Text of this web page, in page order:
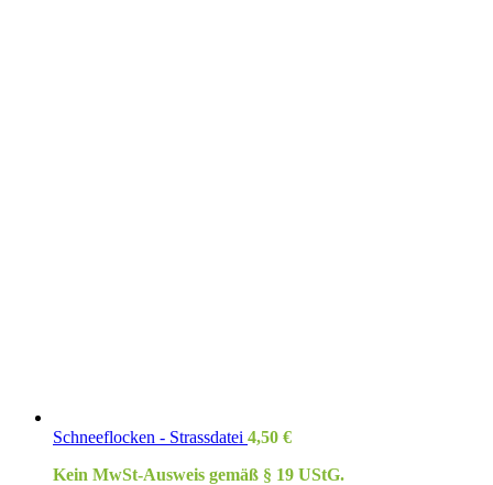
Schneeflocken - Strassdatei 4,50 €
Kein MwSt-Ausweis gemäß § 19 UStG.